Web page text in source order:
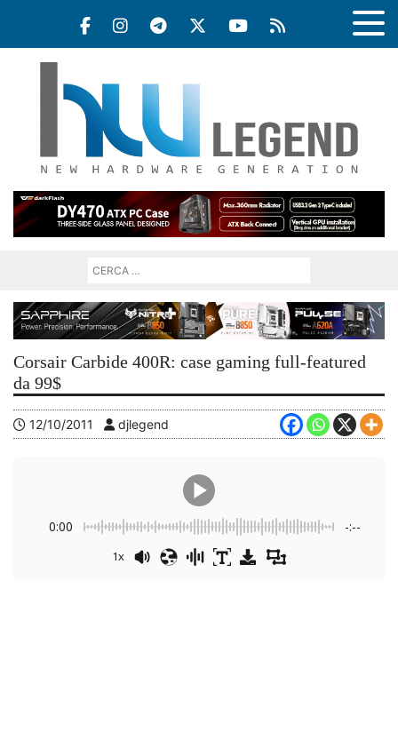
Corsair Carbide 400R: case gaming full-featured
da 99$
12/10/2011 djlegend
0:00 -:--
1x